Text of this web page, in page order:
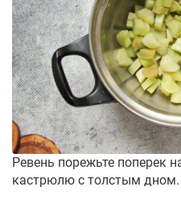
Ревень порежьте поперек
кастрюлю с толстым дном.